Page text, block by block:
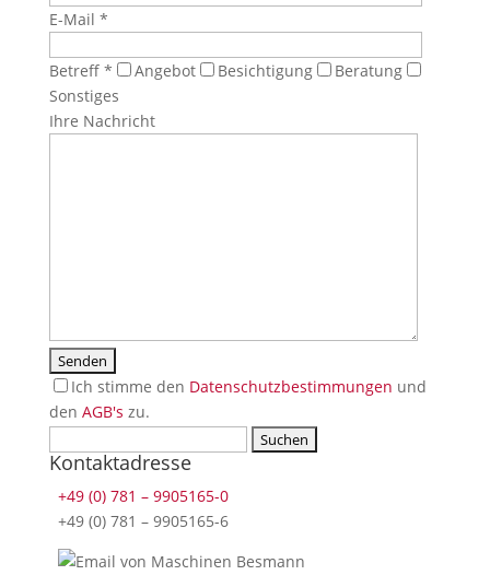
E-Mail *
Betreff * Angebot Besichtigung
Beratung
Sonstiges
Ihre Nachricht
Ich stimme den Datenschutzbestimmungen und
den AGB's zu.
you
press
this
you
nach:
Kontaktadresse
+49 (0) 781 – 9905165-0
+49 (0) 781 – 9905165-6